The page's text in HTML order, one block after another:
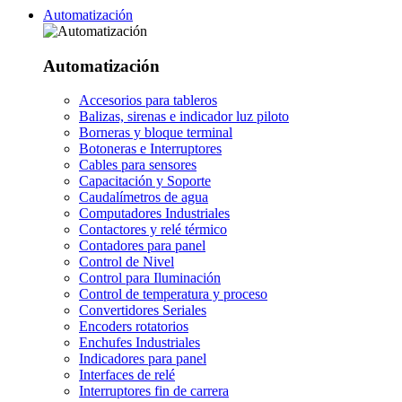
Automatización
Automatización
Accesorios para tableros
Balizas, sirenas e indicador luz piloto
Borneras y bloque terminal
Botoneras e Interruptores
Cables para sensores
Capacitación y Soporte
Caudalímetros de agua
Computadores Industriales
Contactores y relé térmico
Contadores para panel
Control de Nivel
Control para Iluminación
Control de temperatura y proceso
Convertidores Seriales
Encoders rotatorios
Enchufes Industriales
Indicadores para panel
Interfaces de relé
Interruptores fin de carrera